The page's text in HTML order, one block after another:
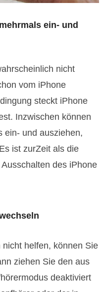
ein- und
nicht
vom iPhone
steckt iPhone
Inzwischen können
ein- und ausziehen,
ist zurZeit als die
des iPhone
helfen, können Sie
ziehen Sie den aus
deaktiviert